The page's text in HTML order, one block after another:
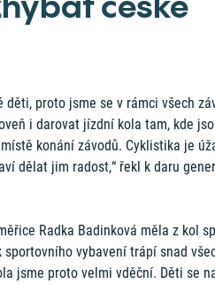
děti, proto jsme se v rámci všech
i darovat jízdní kola tam, kde
konání závodů. Cyklistika je
dělat jim radost,“ řekl k daru
Radka Badinková měla z kol
vybavení trápí snad
jsme proto velmi vděční. Děti se